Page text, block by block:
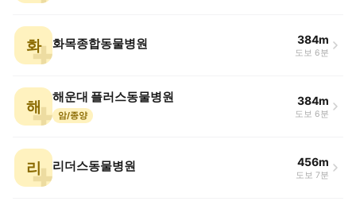
화 화목종합동물병원 384m
도보 6분
해
해운대 플러스동물병원
암/종양
384m
도보 6분
리 리더스동물병원 456m
도보 7분